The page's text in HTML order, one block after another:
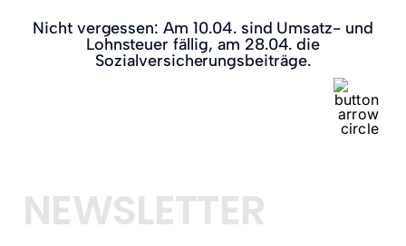
Nicht vergessen: Am 10.04. sind Umsatz- und
Lohnsteuer fällig, am 28.04. die
Sozialversicherungsbeiträge.
NEWSLETTER